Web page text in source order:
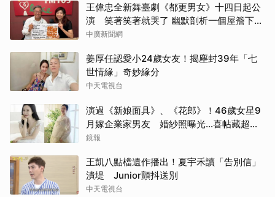
王偉忠全新舞臺劇《都更男女》十四日起公
演 笑著笑著就哭了 幽默剖析一個屋簷下的
關係難題
中廣新聞網
姜厚任認愛小24歲女友！揭塵封39年「七
世情緣」奇妙緣分
中天電視台
演過《新娘面具》、《花郎》！46歲女星9
月嫁企業家男友 婚紗照曝光…喜帖藏超甜
告白
鏡報
王凱八點檔遺作播出！夏宇禾讀「告別信」
潰堤 Junior顫抖送別
中天電視台